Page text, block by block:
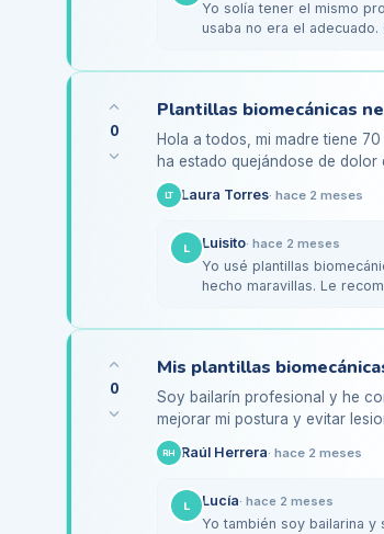
Yo solía tener el mismo
usaba no era el
0
Hola a todos, mi madre tiene
ha estado quejándose de dolor
mucho tiempo en…
LT Laura Torres· hace 2 meses
L Luisito· hace 2 meses
Yo usé plantillas
hecho maravillas. Le
0
Soy bailarín profesional y he
mejorar mi postura y evitar
sienten incómodas en…
RH Raúl Herrera· hace 2 meses
L Lucía· hace 2 meses
Yo también soy bailarina